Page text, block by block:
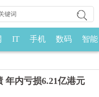
IT 手机 数码 智能
年内亏损6.21亿港元